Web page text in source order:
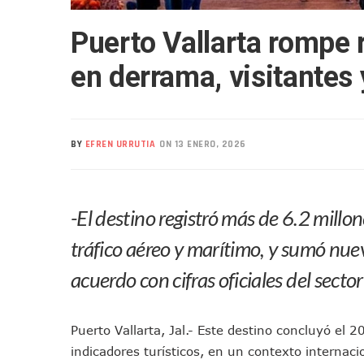
Realizan Operativo
Arquitecto Luis Munguía
Semana Lluviosa Para
Voces Del Orgullo
Nuevo Transporte Eléctrico
Lluvias Y Oleaje Elevado
Jóvenes En Movimiento
En PV Encabezan
Pancho López; En La Mira
Muere Manolo Solo, Actor
Citan A Siete Integrantes
Puerto Vallarta
en derrama, visitantes
BY EFREN URRUTIA ON 13 ENERO, 2026
-El destino registró más de 6.2
tráfico aéreo y marítimo, y sumó
acuerdo con cifras oficiales del sector
Puerto Vallarta, Jal.- Este destino concluyó el
indicadores turísticos, en un contexto